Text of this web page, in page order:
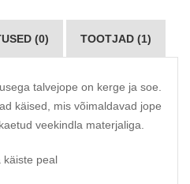
(0) TOOTJAD (1)
talvejope on kerge ja soe.
käised, mis võimaldavad jope
veekindla materjaliga.
käiste peal